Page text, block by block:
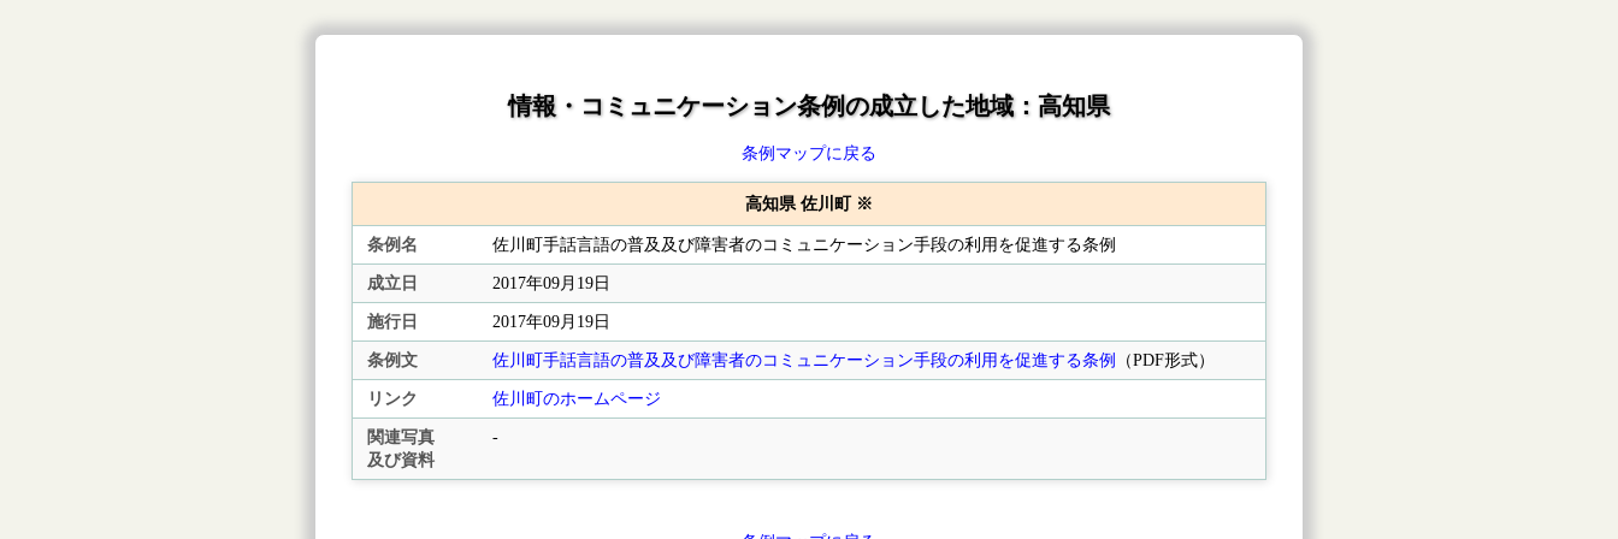
情報・コミュニケーション条例の成立した地域：高知県
条例マップに戻る
高知県 佐川町 ※
条例名 佐川町手話言語の普及及び障害者のコミュニケーション手段の利用を促進する条例
成立日 2017年09月19日
施行日 2017年09月19日
条例文 佐川町手話言語の普及及び障害者のコミュニケーション手段の利用を促進する条例 （PDF形式）
リンク 佐川町のホームページ
関連写真
及び資料
-